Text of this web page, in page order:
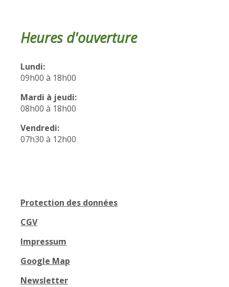
Heures d'ouverture
Lundi:
09h00 à 18h00
Mardi à jeudi:
08h00 à 18h00
Vendredi:
07h30 à 12h00
Protection des données
CGV
Impressum
Google Map
Newsletter